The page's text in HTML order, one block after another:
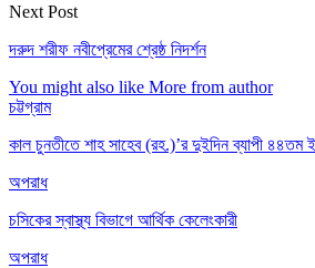
Next Post
দরুদ শরীফ নবীপ্রেমের শ্রেষ্ঠ নিদর্শন
You might also like More from author
চট্টগ্রাম
কাল চুনতীতে শাহ সাহেব (রহ.)’র দুইদিন ব্যাপী ৪৪তম
অপরাধ
চসিকের স্বাস্থ্য বিভাগে আর্থিক কেলেংকারী
অপরাধ